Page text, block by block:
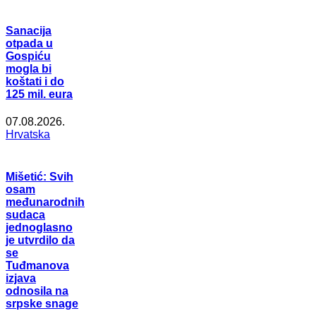
Sanacija
otpada u
Gospiću
mogla bi
koštati i do
125 mil. eura
07.08.2026.
Hrvatska
Mišetić: Svih
osam
međunarodnih
sudaca
jednoglasno
je utvrdilo da
se
Tuđmanova
izjava
odnosila na
srpske snage